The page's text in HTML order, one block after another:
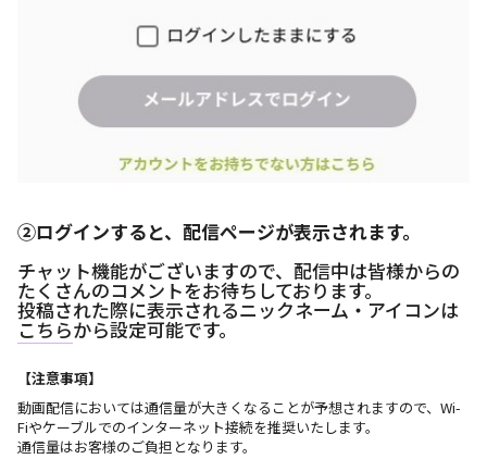
MEMBER MENU
②ログインすると、配信ページが表示されます。
チャット機能がございますので、配信中は皆様からの
たくさんのコメントをお待ちしております。
投稿された際に表示されるニックネーム・アイコンは
こちらから設定可能です。
【注意事項】
動画配信においては通信量が大きくなることが予想されますので、Wi-
Fiやケーブルでのインターネット接続を推奨いたします。
通信量はお客様のご負担となります。